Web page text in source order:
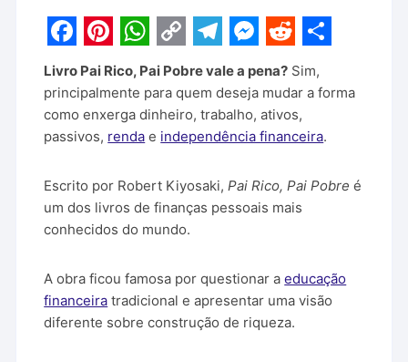
F
a
c
e
b
o
o
k
P
i
n
t
e
r
e
s
t
W
h
a
t
s
A
p
p
C
o
p
y
L
i
n
T
e
l
e
g
r
M
e
s
s
e
n
e
r
R
e
d
d
i
t
S
h
r
e
Livro Pai Rico, Pai Pobre vale a pena? Sim,
principalmente para quem deseja mudar a forma
como enxerga dinheiro, trabalho, ativos,
passivos, renda e independência financeira.
Escrito por Robert Kiyosaki,Pai Rico, Pai Pobre é
um dos livros de finanças pessoais mais
conhecidos do mundo.
A obra ficou famosa por questionar aeducação
financeira tradicional e apresentar uma visão
diferente sobre construção de riqueza.